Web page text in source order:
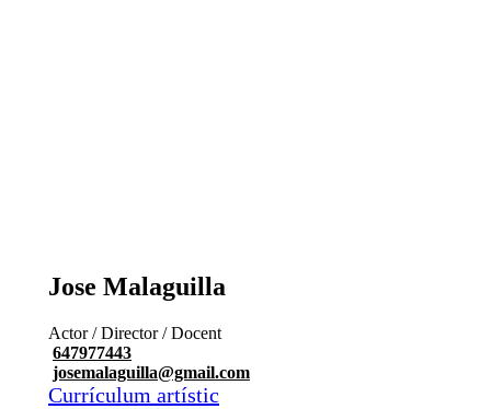
Jose Malaguilla
Actor / Director / Docent
647977443
josemalaguilla@gmail.com
Currículum artístic